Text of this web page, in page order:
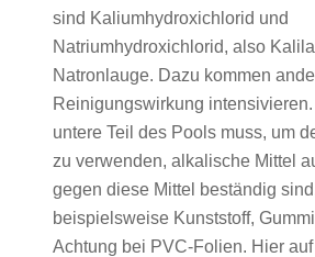
sind Kaliumhydroxichlorid und
Natriumhydroxichlorid, also
Natronlauge. Dazu kommen
Reinigungswirkung
untere Teil des Pools muss, um
zu verwenden, alkalische Mittel
gegen diese Mittel beständig
beispielsweise Kunststoff,
Achtung bei PVC-Folien. Hier